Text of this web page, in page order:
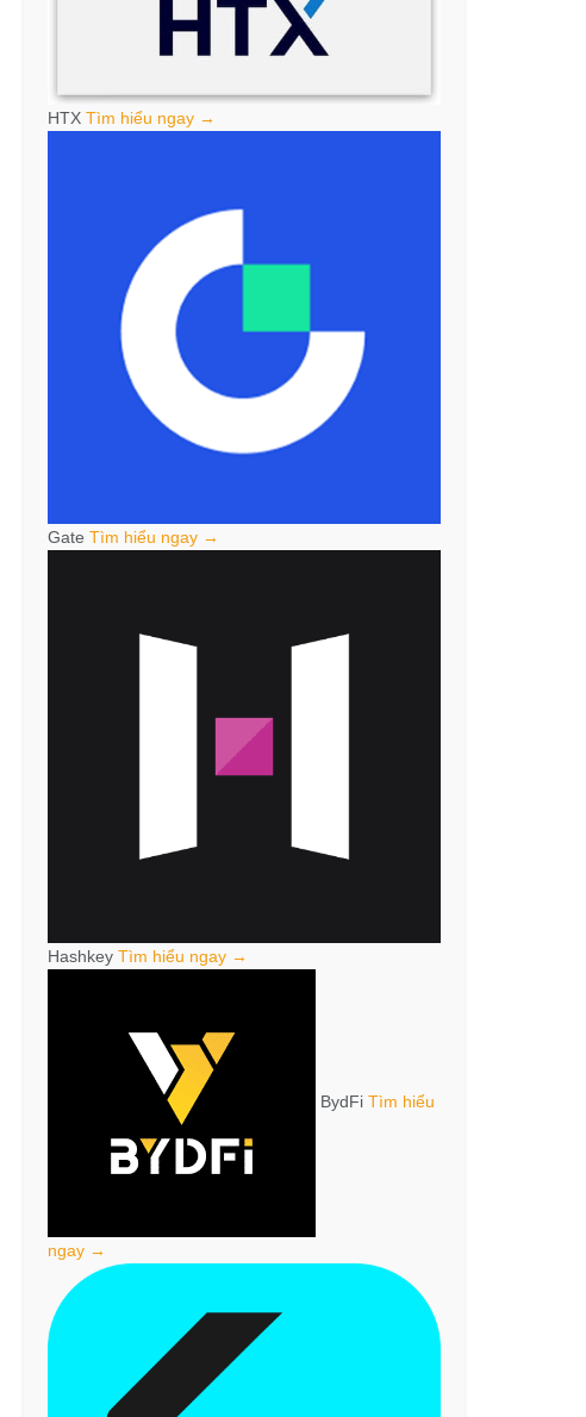
HTX Tìm hiểu ngay →
Gate Tìm hiểu ngay →
Hashkey Tìm hiểu ngay →
BydFi Tìm hiểu
ngay →